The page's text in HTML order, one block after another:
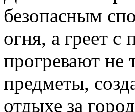
безопасным
огня, а греет
прогревают не
предметы,
отдыхе за